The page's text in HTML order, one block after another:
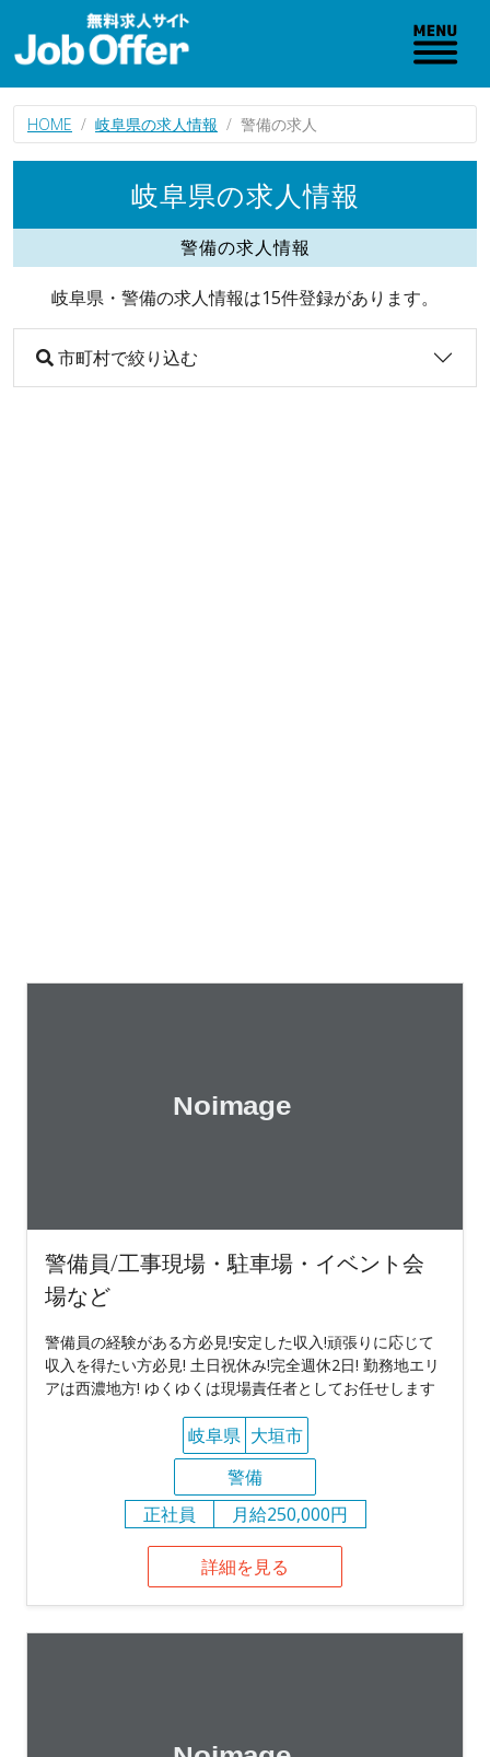
HOME 岐阜県の求人情報 警備の求人
岐阜県の求人情報
警備の求人情報
岐阜県・警備の求人情報は15件登録があります。
市町村で絞り込む
警備員/工事現場・駐車場・イベント会
場など
警備員の経験がある方必見!安定した収入!頑張りに応じて
収入を得たい方必見! 土日祝休み!完全週休2日! 勤務地エリ
アは西濃地方! ゆくゆくは現場責任者としてお任せします
岐阜県 大垣市
警備
正社員
月給250,000円
詳細を見る